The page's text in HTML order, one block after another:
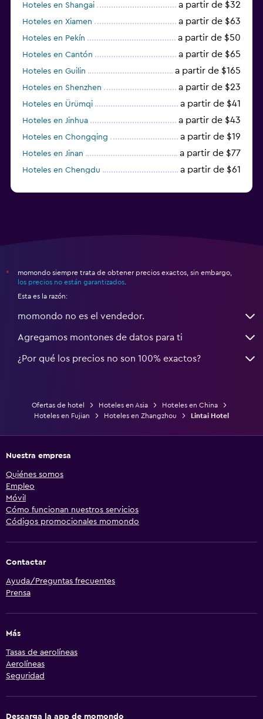
Hoteles en Shangai a partir de $32
Hoteles en Xiamen a partir de $63
Hoteles en Pekín a partir de $50
Hoteles en Cantón a partir de $65
Hoteles en Guilin a partir de $165
Hoteles en Shenzhen a partir de $23
Hoteles en Ürümqi a partir de $41
Hoteles en Jinhua a partir de $43
Hoteles en Chongqing a partir de $19
Hoteles en Jinan a partir de $77
Hoteles en Chengdu a partir de $61
*
momondo siempre trata de obtener precios exactos, sin embargo,
los precios no están garantizados
Esta es la razón:
momondo no es el vendedor.
Agregamos montones de datos para ti
¿Por qué los precios no son 100% exactos?
Ofertas de hotel Hoteles en Asia
Hoteles en China
Hoteles en Fujian
Hoteles en Zhangzhou Lintai Hotel
Nuestra empresa
Quiénes somos
Empleo
Móvil
Cómo funcionan nuestros servicios
Códigos promocionales momondo
Contactar
Ayuda/Preguntas frecuentes
Prensa
Más
Tasas de aerolíneas
Aerolíneas
Seguridad
Descarga la app de momondo